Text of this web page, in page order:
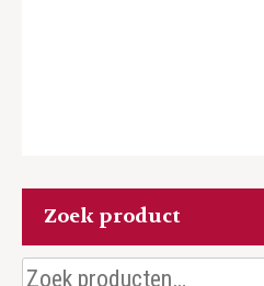
Zoek product
Zoeken